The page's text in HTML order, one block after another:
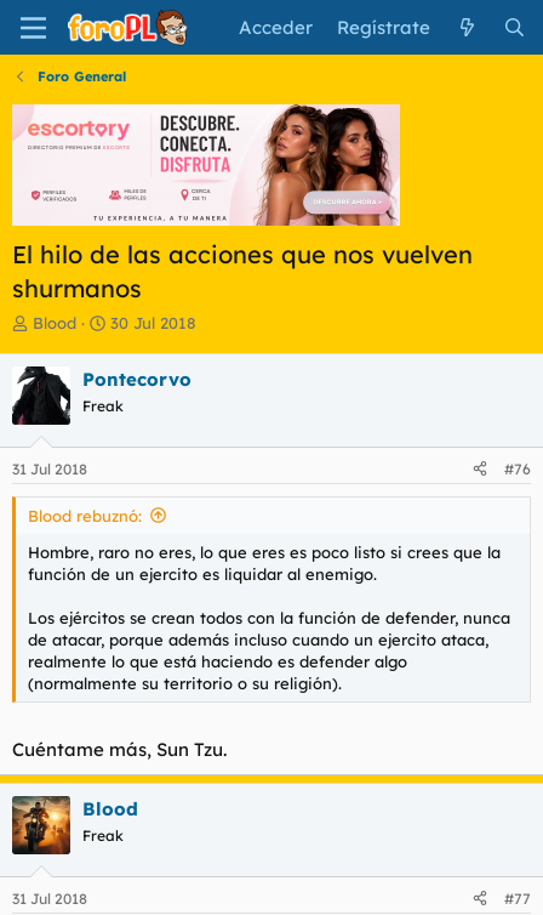
Acceder Regístrate
Foro General
El hilo de las acciones que nos vuelven
shurmanos
I
i
c
a
d
o
r
d
t
m
a
Blood
F
h
a
e
n
i
i
o
30 Jul 2018
Pontecorvo
Freak
31 Jul 2018 #76
Blood rebuznó:
Hombre, raro no eres, lo que eres es poco listo si crees que la
función de un ejercito es liquidar al enemigo.
Los ejércitos se crean todos con la función de defender, nunca
de atacar, porque además incluso cuando un ejercito ataca,
realmente lo que está haciendo es defender algo
(normalmente su territorio o su religión).
Cuéntame más, Sun Tzu.
Blood
Freak
31 Jul 2018 #77